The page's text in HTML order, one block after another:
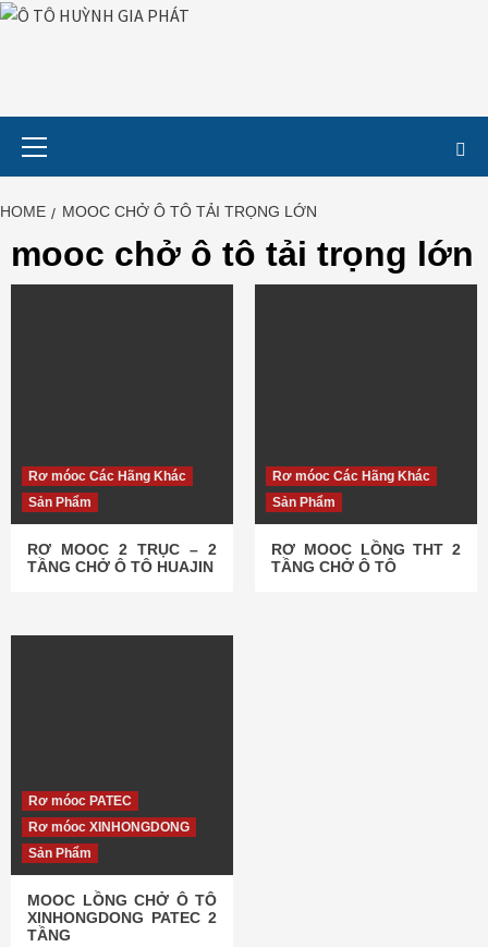
HOME MOOC CHỞ Ô TÔ TẢI TRỌNG LỚN
mooc chở ô tô tải trọng lớn
Rơ móoc Các Hãng Khác
Sản Phẩm
RƠ MOOC 2 TRỤC – 2
TẦNG CHỞ Ô TÔ HUAJIN
Rơ móoc Các Hãng Khác
Sản Phẩm
RƠ MOOC LỒNG THT 2
TẦNG CHỞ Ô TÔ
Rơ móoc PATEC
Rơ móoc XINHONGDONG
Sản Phẩm
MOOC LỒNG CHỞ Ô TÔ
XINHONGDONG PATEC 2
TẦNG